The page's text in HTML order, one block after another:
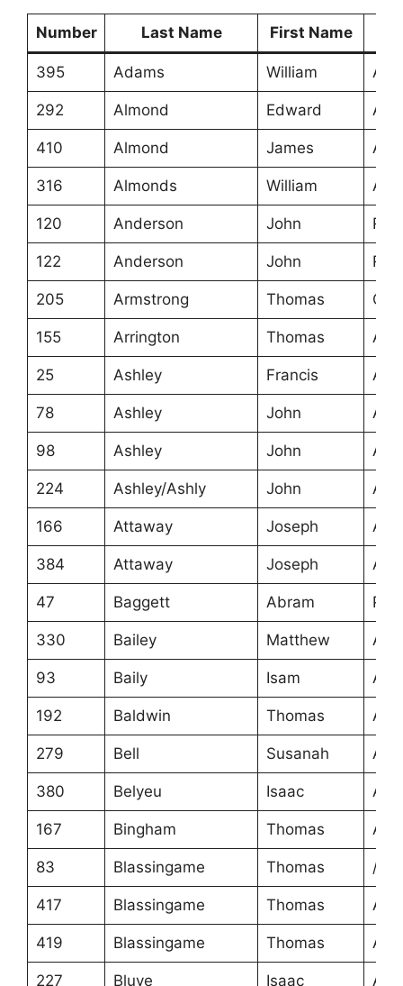
Number Last Name First Name
395 Adams William
292 Almond Edward
410 Almond James
316 Almonds William
120 Anderson John
122 Anderson John
205 Armstrong Thomas
155 Arrington Thomas
25 Ashley Francis
78 Ashley John
98 Ashley John
224 Ashley/Ashly John
166 Attaway Joseph
384 Attaway Joseph
47 Baggett Abram Pitt
330 Bailey Matthew
93 Baily Isam
192 Baldwin Thomas
279 Bell Susanah
380 Belyeu Isaac
167 Bingham Thomas
83 Blassingame Thomas /
417 Blassingame Thomas
419 Blassingame Thomas
227 Bluye Isaac